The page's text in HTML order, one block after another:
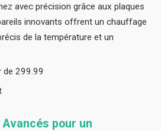
avec précision grâce aux plaques
innovants offrent un chauffage
de la température et un
de 299.99
pour un